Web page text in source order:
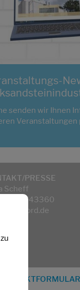
senden wir Ihnen
Veranstaltungen
PRESSE
Scheff
04161 743360
nord.de
KONTAKTFORMULAR